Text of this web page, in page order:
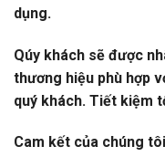
dụng.
Qúy khách sẽ được
thương hiệu phù hợp
quý khách. Tiết kiệm
Cam kết của chúng